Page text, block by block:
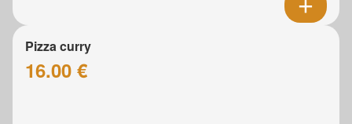
Pizza curry
16.00 €